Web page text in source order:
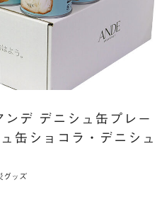
デ デニシュ缶プレー
缶ショコラ・デニシュ
グッズ